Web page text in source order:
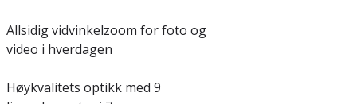
Allsidig vidvinkelzoom for foto og
video i hverdagen
Høykvalitets optikk med 9